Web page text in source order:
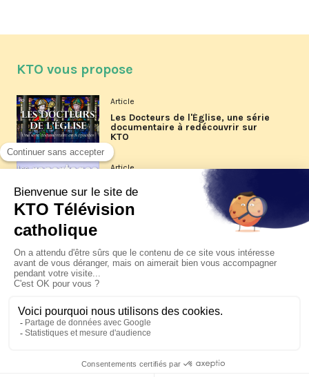
KTO vous propose
Article
Les Docteurs de l'Église, une série
documentaire à redécouvrir sur
KTO
Article
Les reportages d'été 2026 de KTO
La visite pastorale du pape Léon
XIV à Assise à suivre sur KTO le
jeudi 6 août
Le pape en Uruguay, Argentine et
Pérou du 6 au 17 novembre 2026